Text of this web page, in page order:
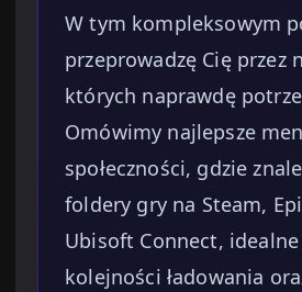
W tym kompleksowym
przeprowadzę Cię przez
których naprawdę
Omówimy najlepsze
społeczności, gdzie
foldery gry na Steam,
Ubisoft Connect,
kolejności ładowania